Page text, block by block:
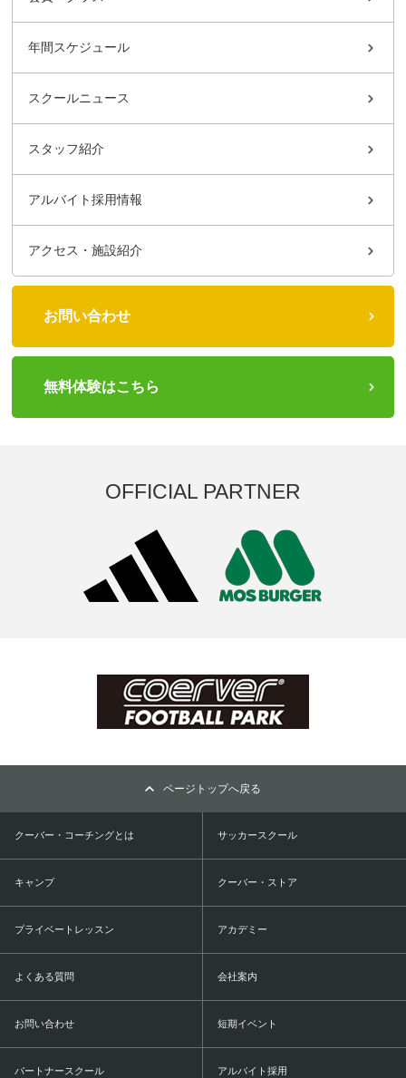
年間スケジュール
スクールニュース
スタッフ紹介
アルバイト採用情報
アクセス・施設紹介
お問い合わせ
無料体験はこちら
OFFICIAL PARTNER
ページトップへ戻る
クーバー・コーチングとは サッカースクール
キャンプ クーバー・ストア
プライベートレッスン アカデミー
よくある質問 会社案内
お問い合わせ 短期イベント
パートナースクール アルバイト採用